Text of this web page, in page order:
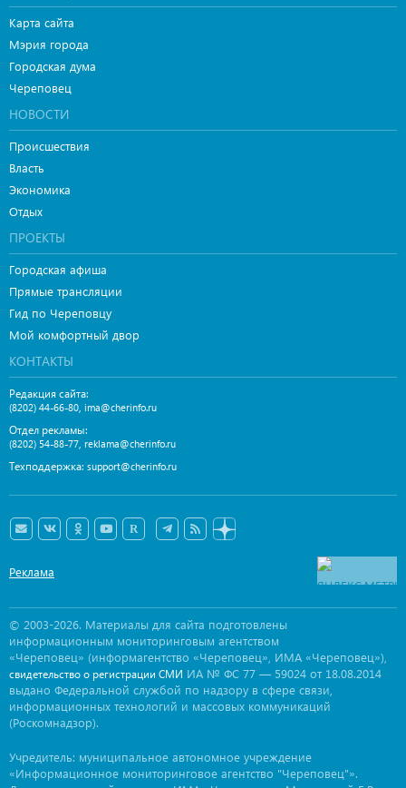
Карта сайта
Мэрия города
Городская дума
Череповец
НОВОСТИ
Происшествия
Власть
Экономика
Отдых
ПРОЕКТЫ
Городская афиша
Прямые трансляции
Гид по Череповцу
Мой комфортный двор
КОНТАКТЫ
Редакция сайта:
(8202) 44-66-80 ima@cherinfo.ru
Отдел рекламы:
(8202) 54-88-77 reklama@cherinfo.ru
Техподдержка: support@cherinfo.ru
Реклама
© 2003-2026. Материалы для сайта подготовлены
информационным мониторинговым агентством
«Череповец» (информагентство «Череповец», ИМА «Череповец»),
свидетельство о регистрации СМИ ИА № ФС 77 — 59024 от 18.08.2014
выдано Федеральной службой по надзору в сфере связи,
информационных технологий и массовых коммуникаций
(Роскомнадзор).
Учредитель: муниципальное автономное учреждение
«Информационное мониторинговое агентство "Череповец"».